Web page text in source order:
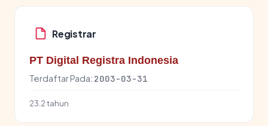
Registrar
PT Digital Registra Indonesia
Terdaftar Pada: 2003-03-31
23.2 tahun